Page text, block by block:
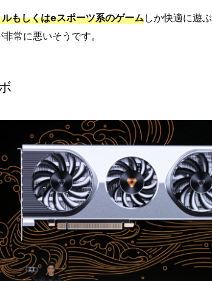
もしくはeスポーツ系のゲームしか快適に遊
常に悪いそうです。